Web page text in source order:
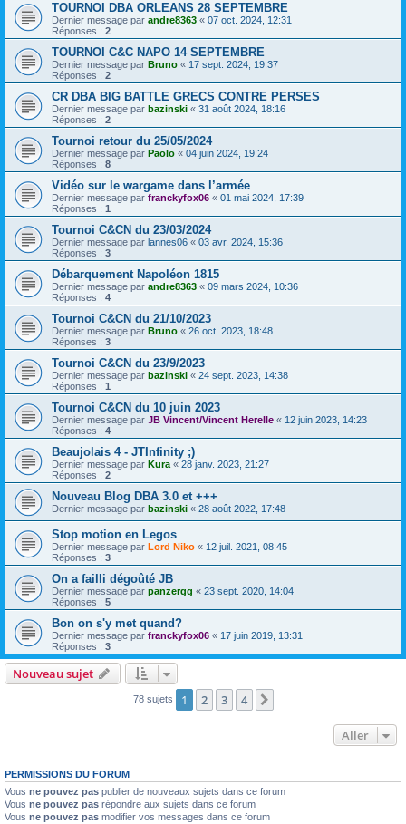
TOURNOI DBA ORLEANS 28 SEPTEMBRE
Dernier message par andre8363 « 07 oct. 2024, 12:31
Réponses : 2
TOURNOI C&C NAPO 14 SEPTEMBRE
Dernier message par Bruno « 17 sept. 2024, 19:37
Réponses : 2
CR DBA BIG BATTLE GRECS CONTRE PERSES
Dernier message par bazinski « 31 août 2024, 18:16
Réponses : 2
Tournoi retour du 25/05/2024
Dernier message par Paolo « 04 juin 2024, 19:24
Réponses : 8
Vidéo sur le wargame dans l’armée
Dernier message par franckyfox06 « 01 mai 2024, 17:39
Réponses : 1
Tournoi C&CN du 23/03/2024
Dernier message par lannes06 « 03 avr. 2024, 15:36
Réponses : 3
Débarquement Napoléon 1815
Dernier message par andre8363 « 09 mars 2024, 10:36
Réponses : 4
Tournoi C&CN du 21/10/2023
Dernier message par Bruno « 26 oct. 2023, 18:48
Réponses : 3
Tournoi C&CN du 23/9/2023
Dernier message par bazinski « 24 sept. 2023, 14:38
Réponses : 1
Tournoi C&CN du 10 juin 2023
Dernier message par JB Vincent/Vincent Herelle « 12 juin 2023, 14:23
Réponses : 4
Beaujolais 4 - JTInfinity ;)
Dernier message par Kura « 28 janv. 2023, 21:27
Réponses : 2
Nouveau Blog DBA 3.0 et +++
Dernier message par bazinski « 28 août 2022, 17:48
Stop motion en Legos
Dernier message par Lord Niko « 12 juil. 2021, 08:45
Réponses : 3
On a failli dégoûté JB
Dernier message par panzergg « 23 sept. 2020, 14:04
Réponses : 5
Bon on s'y met quand?
Dernier message par franckyfox06 « 17 juin 2019, 13:31
Réponses : 3
Nouveau sujet
78 sujets 1 2 3 4
Aller
PERMISSIONS DU FORUM
Vous ne pouvez pas publier de nouveaux sujets dans ce forum
Vous ne pouvez pas répondre aux sujets dans ce forum
Vous ne pouvez pas modifier vos messages dans ce forum